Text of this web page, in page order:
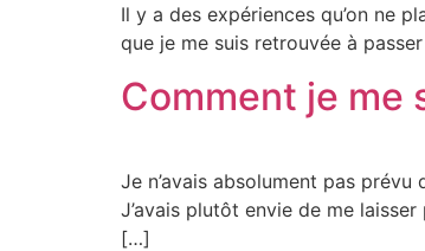
Il y a des expériences qu’on ne
que je me suis retrouvée à
Comment je me
Je n’avais absolument pas
J’avais plutôt envie de me
[…]